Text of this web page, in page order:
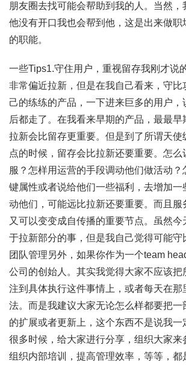
朋友圈去找可能会帮助到我的人。当然，
他没有开口我也会帮到他，这是出来做职
的职能。
一些Tips1.守住用户，重视留存我刚才说
非常偏近拉新，但是在我自己看来，守比
己的练练的产品，一下进来巨多的用户，
后都走了。在我看来早期的产品，最最早
拉新会比留存更重要。但是到了所谓天使
点的时候，留存会比拉新还要重要。怎么
服？怎样用运营的手段调动他们做活动？
键属性或者说给他们一些福利，去增加一
动他们，可能远比拉新还要重要。而且服
又可以变变成自传播的重要节点。虽然今
于拉新部分的事，但是我自己觉得可能守
团队管理另外，如果你作为一个team
公司的创始人。其实我觉得大家不应该把
注到具体执行这件事情上，或者每天在那
法。而是我建议大家无论怎么样都要把一
的扩展或者更新上，这个东西不是说我一
很多时候，给大家进行分享，组织大家来
组织内部培训，提高管理效率，等等，都